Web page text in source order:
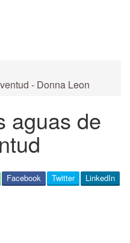
- Donna Leon
aguas de
LinkedIn
Twitter
Facebook